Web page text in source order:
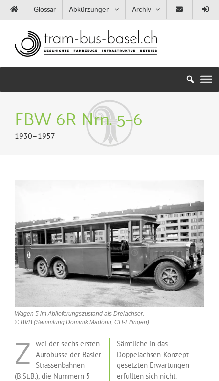
Zum
Inhalt
Glossar Abkürzungen Archiv
FBW 6R Nrn. 5–6
1930–1957
Wagen 5 im Ablieferungszustand als Dreiachser.
© BVB (Sammlung Dominik Madörin, CH-Ettingen)
Z
wei der sechs ersten
Autobusse der Basler
Strassenbahnen
(B.St.B.), die Nummern 5
Sämtliche in das
Doppelachsen-Konzept
gesetzten Erwartungen
erfüllten sich nicht.